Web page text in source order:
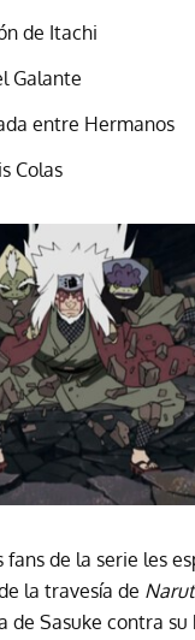
de Itachi
Galante
entre Hermanos
Colas
fans de la serie les
la travesía de
de Sasuke contra su